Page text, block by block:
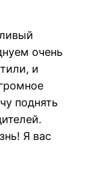
очень
и
поднять
Я вас